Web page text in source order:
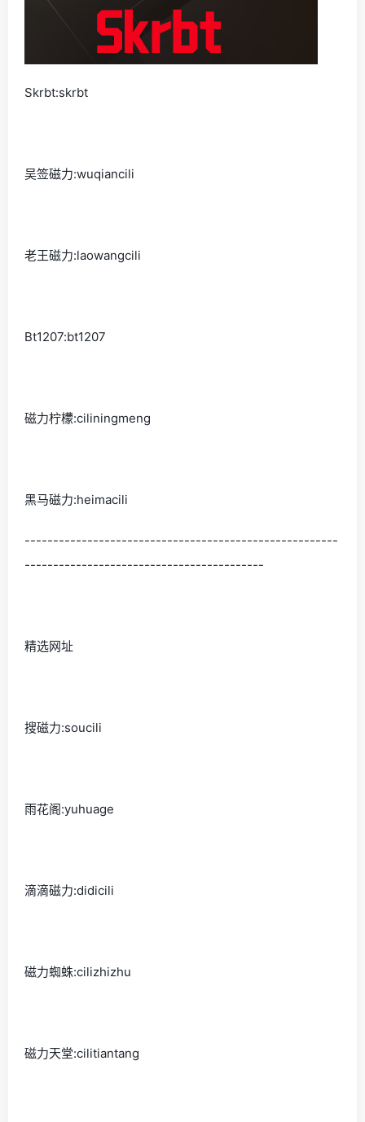
Skrbt:skrbt
吴签磁力:wuqiancili
老王磁力:laowangcili
Bt1207:bt1207
磁力柠檬:ciliningmeng
黑马磁力:heimacili
-------------------------------------------------------
------------------------------------------
精选网址
搜磁力:soucili
雨花阁:yuhuage
滴滴磁力:didicili
磁力蜘蛛:cilizhizhu
磁力天堂:cilitiantang